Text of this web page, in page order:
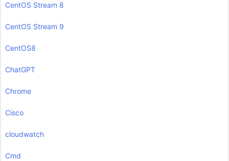
CentOS Stream 8
CentOS Stream 9
CentOS8
ChatGPT
Chrome
Cisco
cloudwatch
Cmd